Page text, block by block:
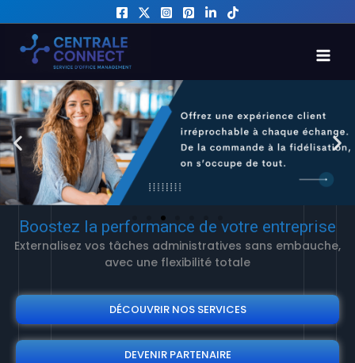
to
content
Boostez la performance de votre entreprise
Externalisez vos tâches administratives sans embauche,
avec une flexibilité totale
DÉCOUVRIR NOS SERVICES
DEVENIR PARTENAIRE